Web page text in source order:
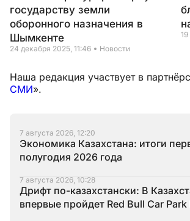
государству земли
оборонного назначения в
Шымкенте
24 декабря 2025, 11:46 Новости
Наша редакция участвует в
СМИ».
7 августа 2026, 12:20
Экономика Казахстана: итоги
полугодия 2026 года
7 августа 2026, 10:28
Дрифт по-казахстански: В
впервые пройдет Red Bull Car Park